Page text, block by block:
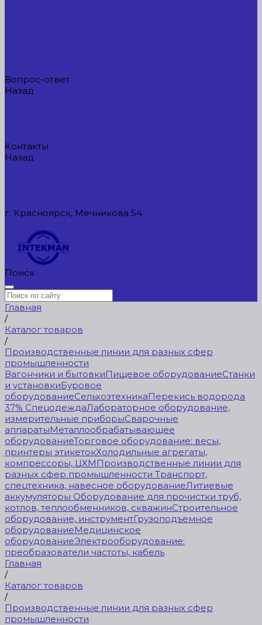
Вопрос-ответ
Назад
Контакты
Назад
г. Красноярск, Мечникова 54
Поиск
Главная
/
Каталог товаров
/
Производственные линии для разных сфер
промышленности
Вагончики и бытовкиПищевое оборудованиеСтанки
и установкиБуровое
оборудованиеСельхозтехникаПерекись водорода
37% СпецодеждаЛабораторное оборудование,
измерительные приборыСварочные
аппаратыМеталлообрабатывающее
оборудованиеТорговое оборудование: весы,
принтеры этикетокХолодильные агрегаты,
компрессоры, ЦХМ Производственные линии для
разных сфер промышленности Транспорт,
спецтехника, навесное оборудованиеЛитиевые
аккумуляторы Оборудование для прочистки труб,
котлов, теплообменников, скважинСтроительное
оборудование, инструментГрузоподъемное
оборудованиеМедицинское
оборудованиеЭлектрооборудование:
преобразователи частоты, кабель
Главная
/
Каталог товаров
/
Производственные линии для разных сфер
промышленности